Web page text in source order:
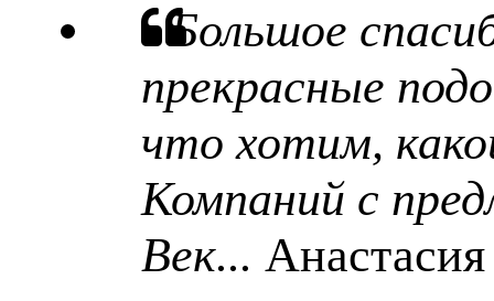
Большое
прекрасные
что хотим,
Компаний с
Век...